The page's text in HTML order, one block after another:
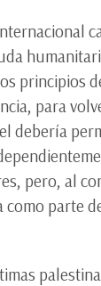
principios
para
debería
pero, al
como parte